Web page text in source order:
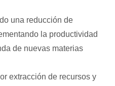
una reducción de
la productividad
de nuevas materias
extracción de recursos y